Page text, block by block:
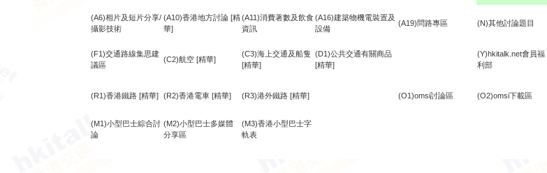
(A6)相片及短片分享/
攝影技術
(A10)香港地方討論 [精
華]
(A11)消費著數及飲食
資訊
(A16)建築物機電裝置及
設備
(A19)問路專區 (N)其他討論題目
(F1)交通路線集思建
議區
(C2)航空 [精華]
(C3)海上交通及船隻
[精華]
(D1)公共交通有關商品
[精華]
(Y)hkitalk.net會員福
利部
(R1)香港鐵路 [精華] (R2)香港電車 [精華] (R3)港外鐵路 [精華] (O1)omsi討論區 (O2)omsi下載區
(M1)小型巴士綜合討
論
(M2)小型巴士多媒體
分享區
(M3)香港小型巴士字
軌表